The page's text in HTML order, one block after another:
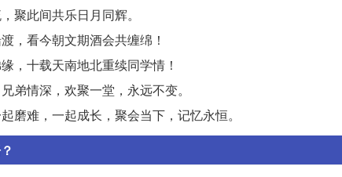
聚此间共乐日月同辉。
，看今朝文期酒会共缠绵！
，十载天南地北重续同学情！
弟情深，欢聚一堂，永远不变。
磨难，一起成长，聚会当下，记忆永恒。